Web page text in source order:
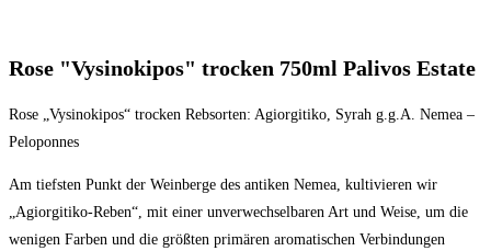
Rose "Vysinokipos" trocken 750ml Palivos Estate
Rose „Vysinokipos“ trocken Rebsorten: Agiorgitiko, Syrah g.g.A. Nemea –
Peloponnes
Am tiefsten Punkt der Weinberge des antiken Nemea, kultivieren wir
„Agiorgitiko-Reben“, mit einer unverwechselbaren Art und Weise, um die
wenigen Farben und die größten primären aromatischen Verbindungen